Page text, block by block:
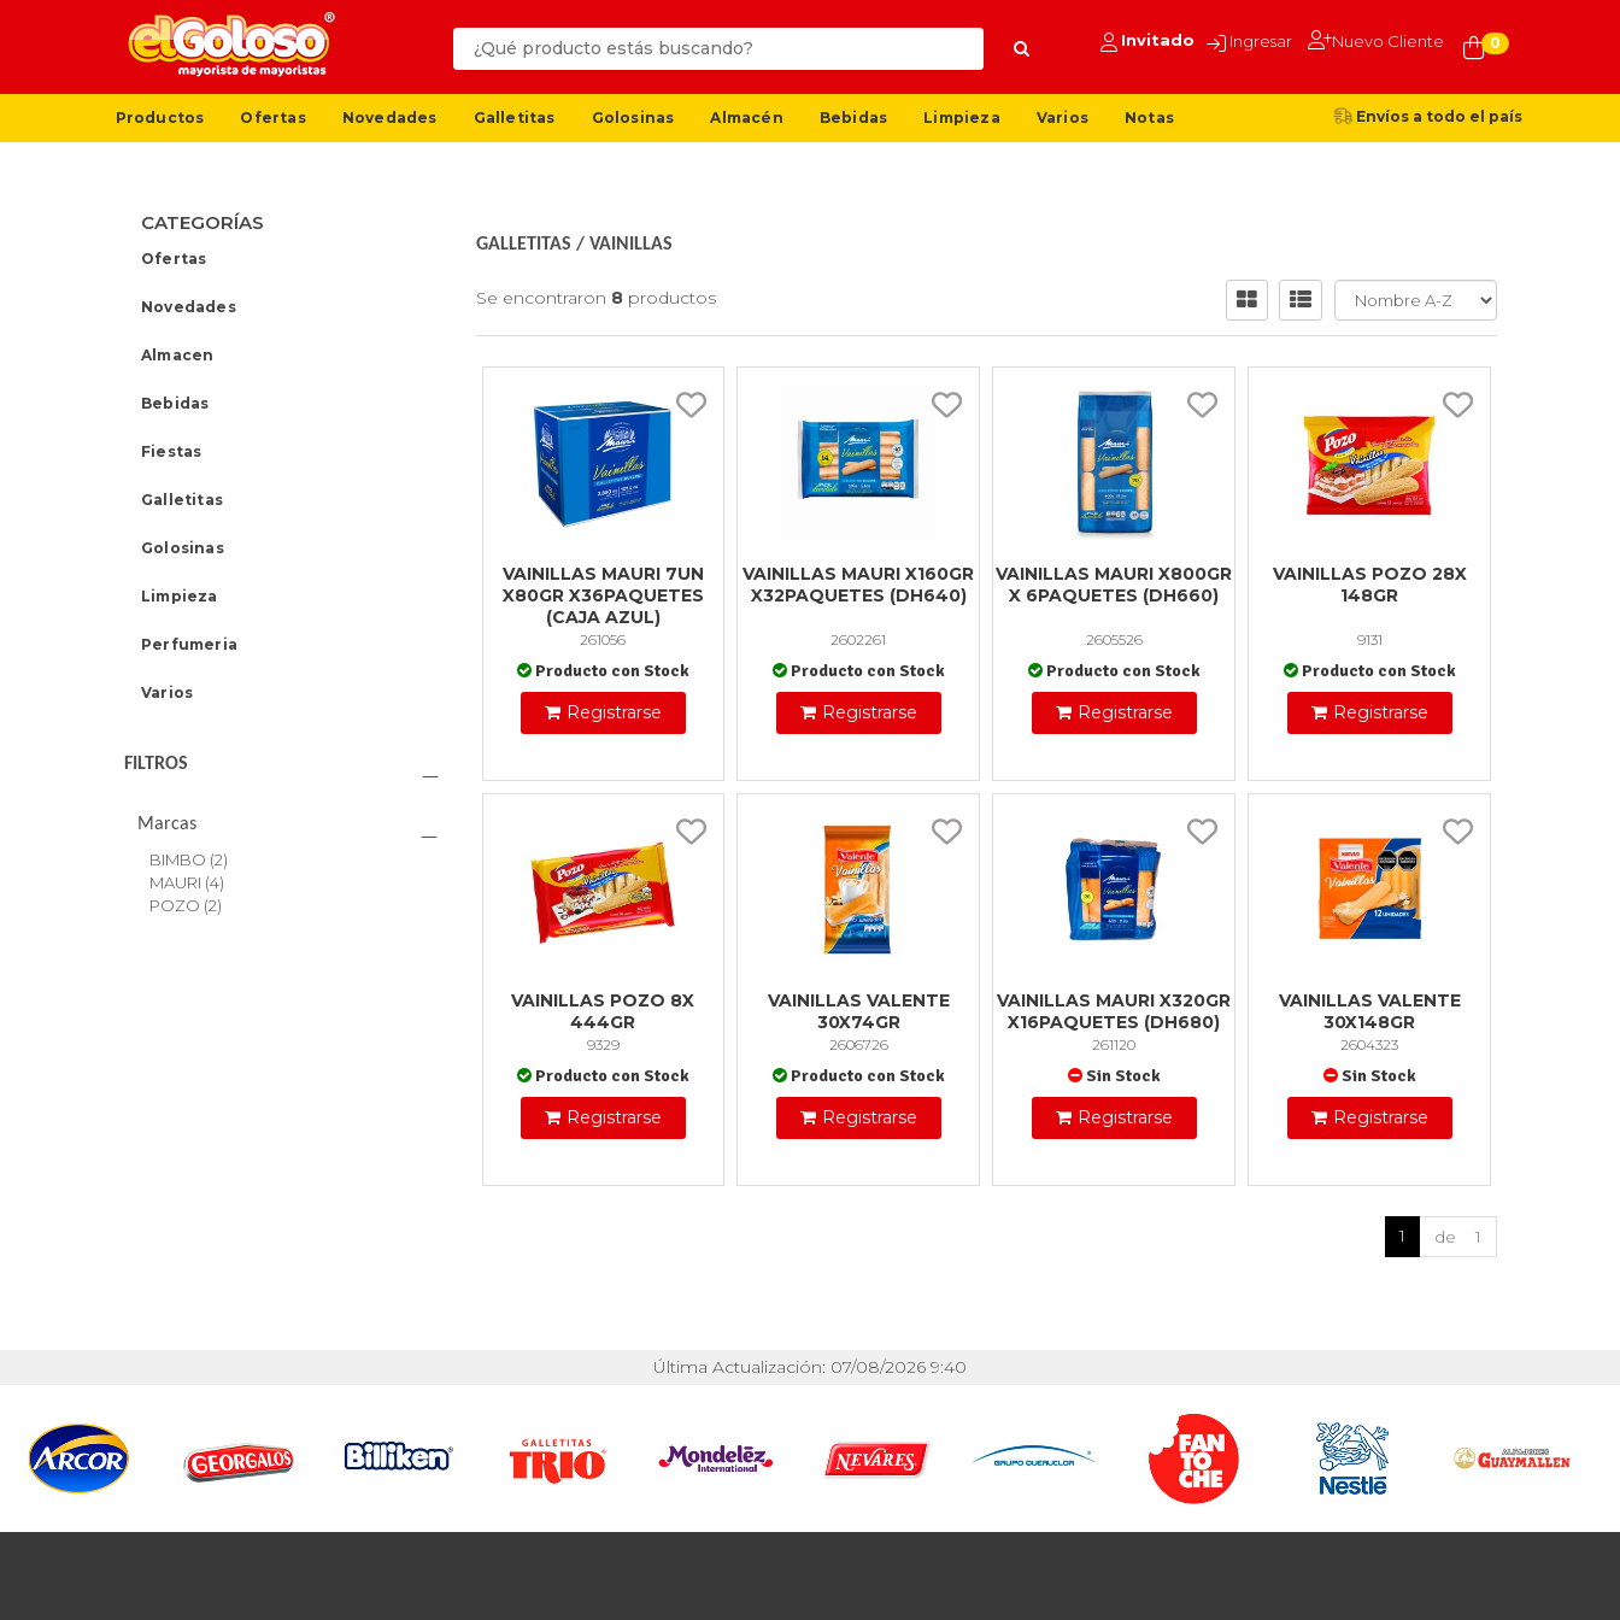
Invitado Ingresar Nuevo Cliente 0
Productos Ofertas Novedades Galletitas Golosinas Almacén Bebidas Limpieza Varios Notas Envíos a todo el país
CATEGORÍAS
Ofertas
Novedades
Almacen
Bebidas
Fiestas
Galletitas
Golosinas
Limpieza
Perfumeria
Varios
FILTROS
Marcas
BIMBO (2)
MAURI (4)
POZO (2)
GALLETITAS / VAINILLAS
Se encontraron 8 productos
VAINILLAS MAURI 7UN
X80GR X36PAQUETES
(CAJA AZUL)
261056
Producto con Stock
Registrarse
VAINILLAS MAURI X160GR
X32PAQUETES (DH640)
2602261
Producto con Stock
Registrarse
VAINILLAS MAURI X800GR
X 6PAQUETES (DH660)
2605526
Producto con Stock
Registrarse
VAINILLAS POZO 28X
148GR
9131
Producto con Stock
Registrarse
VAINILLAS POZO 8X
444GR
9329
Producto con Stock
Registrarse
VAINILLAS VALENTE
30X74GR
2606726
Producto con Stock
Registrarse
VAINILLAS MAURI X320GR
X16PAQUETES (DH680)
261120
Sin Stock
Registrarse
VAINILLAS VALENTE
30X148GR
2604323
Sin Stock
Registrarse
1 de 1
Última Actualización: 07/08/2026 9:40